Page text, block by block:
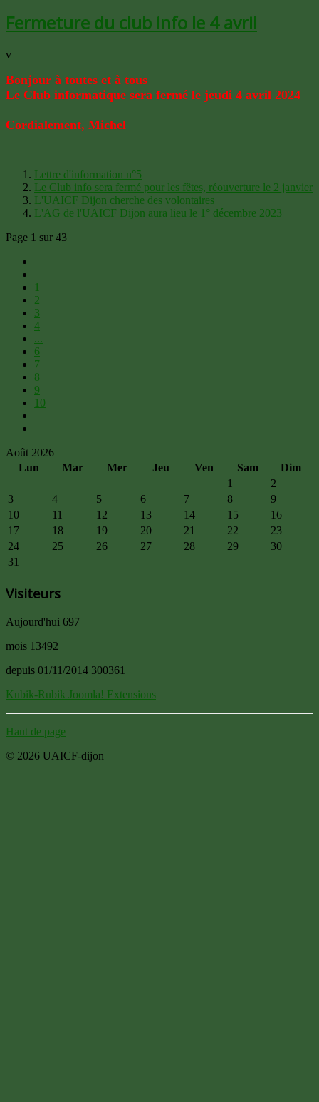
Fermeture du club info le 4 avril
v
Bonjour à toutes et à tous
Le Club informatique sera fermé le jeudi 4 avril 2024
Cordialement, Michel
Lettre d'information n°5
Le Club info sera fermé pour les fêtes, réouverture le 2 janvier
L'UAICF Dijon cherche des volontaires
L'AG de l'UAICF Dijon aura lieu le 1° décembre 2023
Page 1 sur 43
1
2
3
4
...
6
7
8
9
10
Août 2026
Lun
Mar Mer Jeu Ven Sam
Dim
1
2
3
4 5 6 7 8
9
10
11 12 13 14 15
16
17
18 19 20 21 22
23
24
25 26 27 28 29
30
31
Visiteurs
Aujourd'hui 697
mois 13492
depuis 01/11/2014 300361
Kubik-Rubik Joomla! Extensions
Haut de page
© 2026 UAICF-dijon